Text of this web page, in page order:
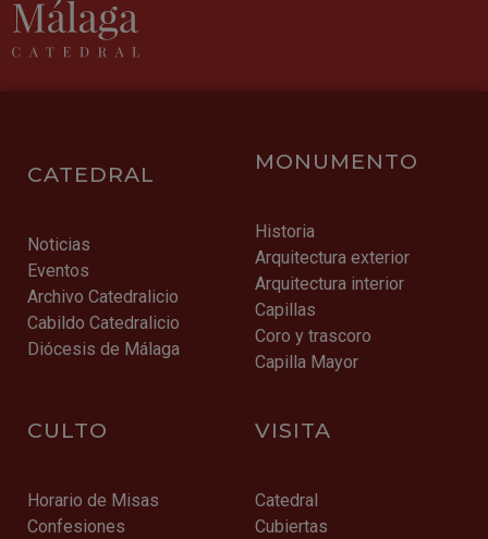
CATEDRAL
Noticias
Eventos
Archivo Catedralicio
Cabildo Catedralicio
Diócesis de Málaga
MONUMENTO
Historia
Arquitectura exterior
Arquitectura interior
Capillas
Coro y trascoro
Capilla Mayor
CULTO
Horario de Misas
Confesiones
VISITA
Catedral
Cubiertas